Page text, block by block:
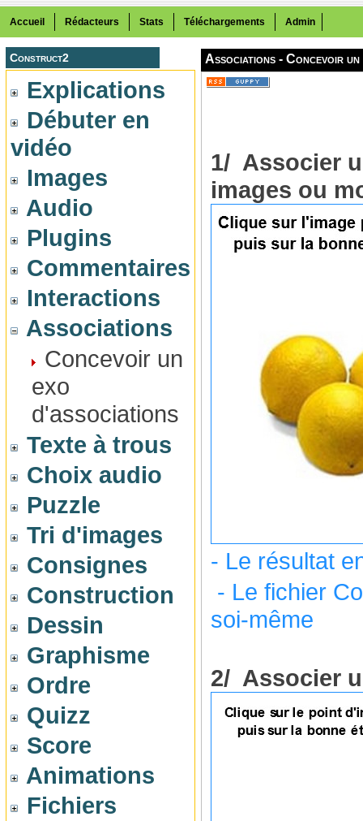
Admin
Accueil Rédacteurs Stats Téléchargements
Construct2
Explications
Débuter en
vidéo
Images
Audio
Plugins
Commentaires
Interactions
Associations
Concevoir un
exo
d'associations
Texte à trous
Choix audio
Puzzle
Tri d'images
Consignes
Construction
Dessin
Graphisme
Ordre
Quizz
Score
Animations
Fichiers
Associations - Concevoir un
1/ Associer
images ou
- Le résultat
- Le fichier
soi-même
2/ Associer